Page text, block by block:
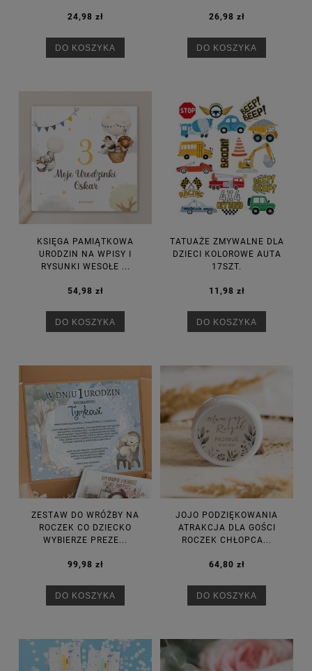
24,98 zł
DO KOSZYKA
26,98 zł
DO KOSZYKA
KSIĘGA PAMIĄTKOWA
URODZIN NA WPISY I
RYSUNKI WESOŁE ...
54,98 zł
DO KOSZYKA
TATUAŻE ZMYWALNE DLA
DZIECI KOLOROWE AUTA
17SZT.
11,98 zł
DO KOSZYKA
ZESTAW DO WRÓŻBY NA
ROCZEK CO DZIECKO
WYBIERZE PREZE...
99,98 zł
DO KOSZYKA
JOJO PODZIĘKOWANIA
ATRAKCJA DLA GOŚCI
ROCZEK CHŁOPCA...
64,80 zł
DO KOSZYKA